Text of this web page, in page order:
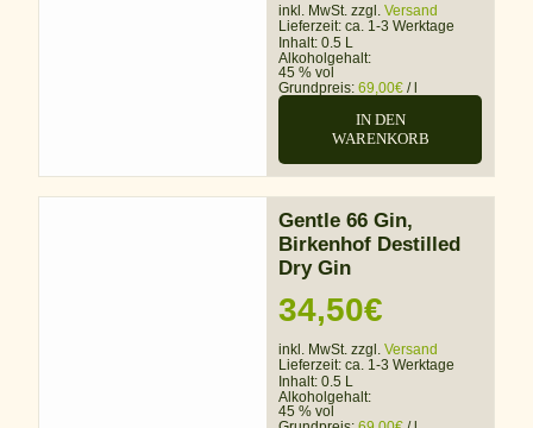
inkl. MwSt. zzgl. Versand
Lieferzeit: ca. 1-3 Werktage
Inhalt: 0.5 L
Alkoholgehalt:
45 % vol
Grundpreis: 69,00€ /l
IN DEN
WARENKORB
Gentle 66 Gin,
Birkenhof Destilled
Dry Gin
34,50€
inkl. MwSt. zzgl. Versand
Lieferzeit: ca. 1-3 Werktage
Inhalt: 0.5 L
Alkoholgehalt:
45 % vol